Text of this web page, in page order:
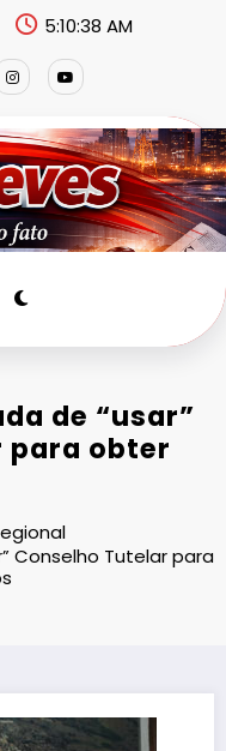
5:10:39 AM
de “usar”
para obter
Conselho Tutelar para